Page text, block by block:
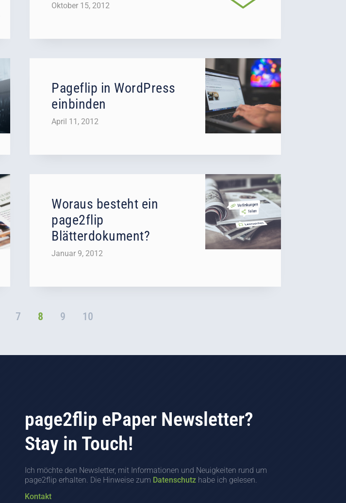
Oktober 15, 2012
Pageflip in WordPress
einbinden
April 11, 2012
Woraus besteht ein
page2flip
Blätterdokument?
Januar 9, 2012
7 8 9 10
page2flip ePaper Newsletter?
Stay in Touch!
Ich möchte den Newsletter, mit Informationen und Neuigkeiten rund um
page2flip erhalten. Die Hinweise zum Datenschutz habe ich gelesen.
Kontakt